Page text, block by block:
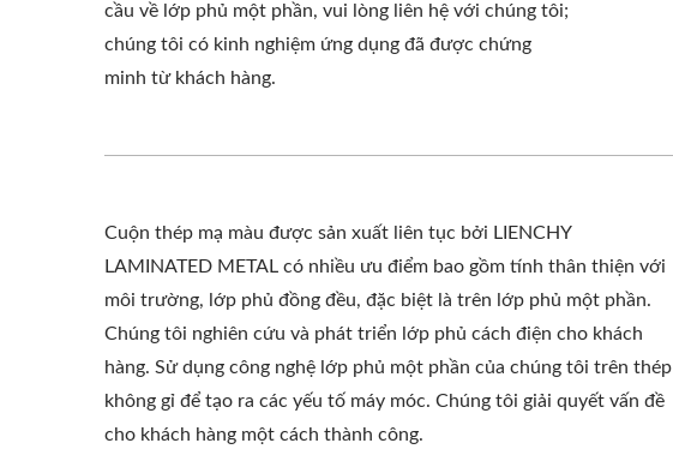
cầu về lớp phủ một phần, vui lòng liên hệ với chúng tôi;
chúng tôi có kinh nghiệm ứng dụng đã được chứng
minh từ khách hàng.
Cuộn thép mạ màu được sản xuất liên tục bởi LIENCHY
LAMINATED METAL có nhiều ưu điểm bao gồm tính thân thiện với
môi trường, lớp phủ đồng đều, đặc biệt là trên lớp phủ một phần.
Chúng tôi nghiên cứu và phát triển lớp phủ cách điện cho khách
hàng. Sử dụng công nghệ lớp phủ một phần của chúng tôi trên thép
không gỉ để tạo ra các yếu tố máy móc. Chúng tôi giải quyết vấn đề
cho khách hàng một cách thành công.